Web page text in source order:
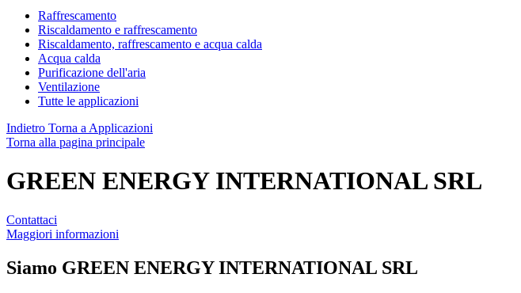
Raffrescamento
Riscaldamento e raffrescamento
Riscaldamento, raffrescamento e acqua calda
Acqua calda
Purificazione dell'aria
Ventilazione
Tutte le applicazioni
Indietro Torna a Applicazioni
Torna alla pagina principale
GREEN ENERGY INTERNATIONAL SRL
Contattaci
Maggiori informazioni
Siamo GREEN ENERGY INTERNATIONAL SRL